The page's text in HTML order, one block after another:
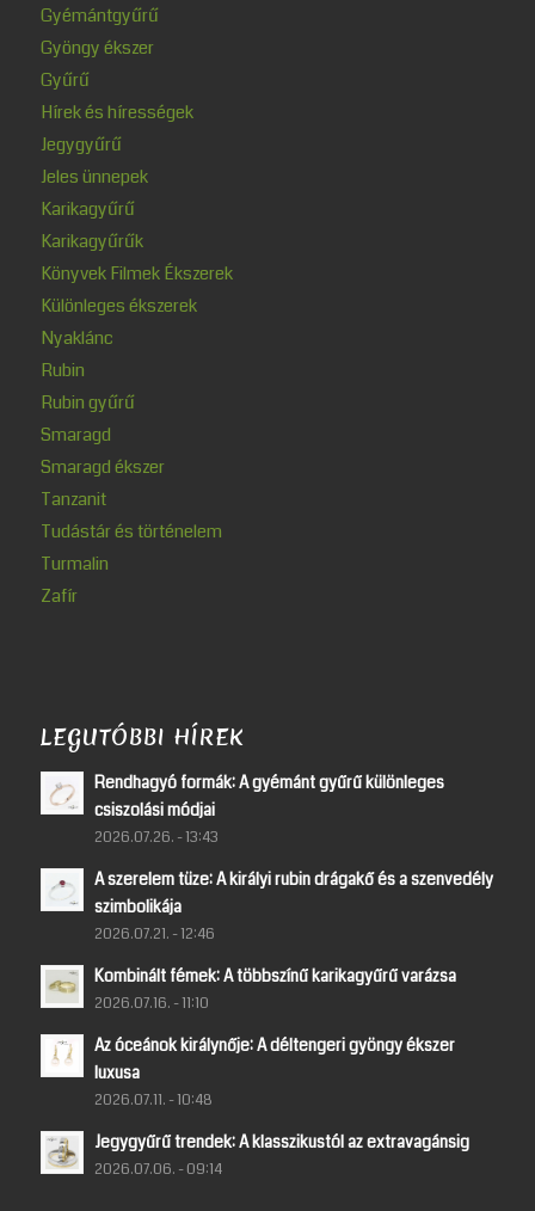
Gyémántgyűrű
Gyöngy ékszer
Gyűrű
Hírek és hírességek
Jegygyűrű
Jeles ünnepek
Karikagyűrű
Karikagyűrűk
Könyvek Filmek Ékszerek
Különleges ékszerek
Nyaklánc
Rubin
Rubin gyűrű
Smaragd
Smaragd ékszer
Tanzanit
Tudástár és történelem
Turmalin
Zafír
LEGUTÓBBI HÍREK
Rendhagyó formák: A gyémánt gyűrű különleges
csiszolási módjai
2026.07.26. - 13:43
A szerelem tüze: A királyi rubin drágakő és a szenvedély
szimbolikája
2026.07.21. - 12:46
Kombinált fémek: A többszínű karikagyűrű varázsa
2026.07.16. - 11:10
Az óceánok királynője: A déltengeri gyöngy ékszer
luxusa
2026.07.11. - 10:48
Jegygyűrű trendek: A klasszikustól az extravagánsig
2026.07.06. - 09:14